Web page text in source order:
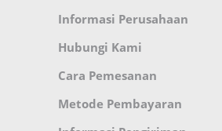
Informasi Perusahaan
Hubungi Kami
Cara Pemesanan
Metode Pembayaran